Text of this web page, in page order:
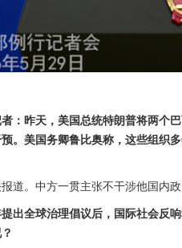
：昨天，美国总统特朗普将两个
。美国务卿鲁比奥称，这些组织
道。中方一贯主张不干涉他国内
出全球治理倡议后，国际社会反